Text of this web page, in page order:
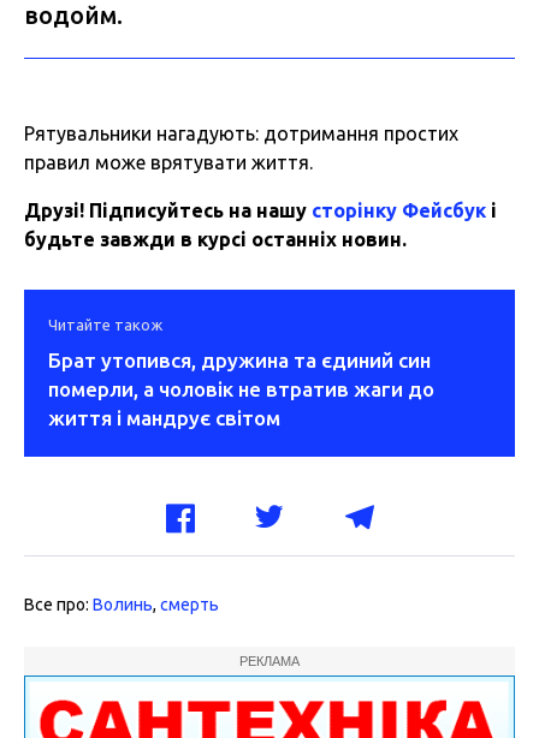
водойм.
Рятувальники нагадують: дотримання простих
правил може врятувати життя.
Друзі! Підписуйтесь на нашу сторінку Фейсбук і
будьте завжди в курсі останніх новин.
Читайте також
Брат утопився, дружина та єдиний син
померли, а чоловік не втратив жаги до
життя і мандрує світом
Все про: Волинь, смерть
РЕКЛАМА